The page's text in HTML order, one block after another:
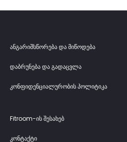
ანგარიშსწორება და მიწოდება
დაბრუნება და გადაცვლა
კონფიდენციალურობის პოლიტიკა
Fitroom-ის შესახებ
კონტაქტი